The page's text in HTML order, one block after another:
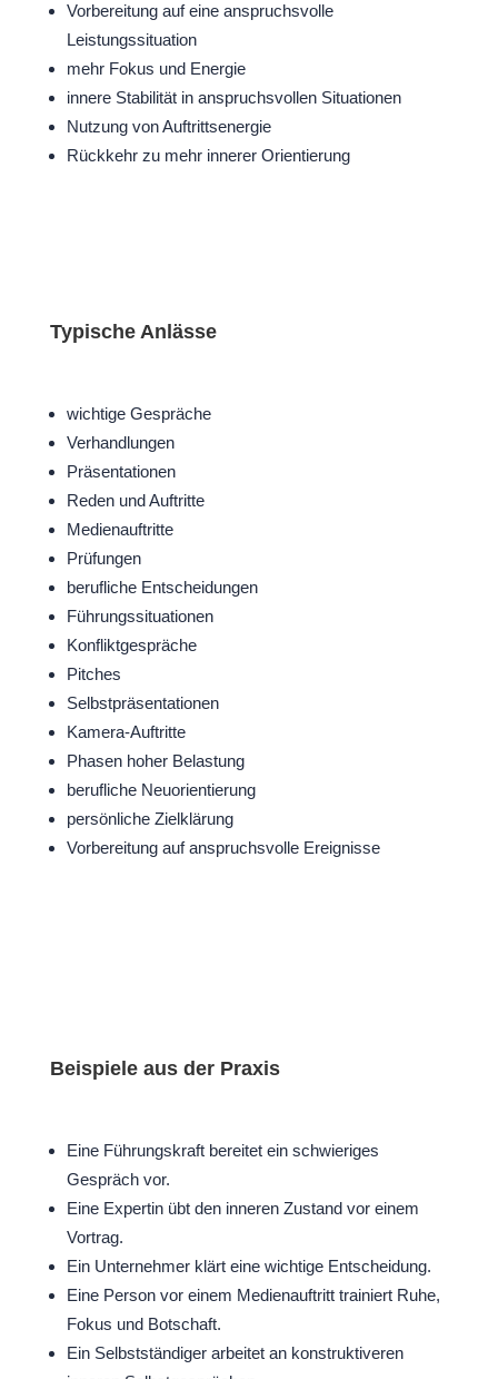
Vorbereitung auf eine anspruchsvolle
Leistungssituation
mehr Fokus und Energie
innere Stabilität in anspruchsvollen Situationen
Nutzung von Auftrittsenergie
Rückkehr zu mehr innerer Orientierung
Typische Anlässe
wichtige Gespräche
Verhandlungen
Präsentationen
Reden und Auftritte
Medienauftritte
Prüfungen
berufliche Entscheidungen
Führungssituationen
Konfliktgespräche
Pitches
Selbstpräsentationen
Kamera-Auftritte
Phasen hoher Belastung
berufliche Neuorientierung
persönliche Zielklärung
Vorbereitung auf anspruchsvolle Ereignisse
Beispiele aus der Praxis
Eine Führungskraft bereitet ein schwieriges
Gespräch vor.
Eine Expertin übt den inneren Zustand vor einem
Vortrag.
Ein Unternehmer klärt eine wichtige Entscheidung.
Eine Person vor einem Medienauftritt trainiert Ruhe,
Fokus und Botschaft.
Ein Selbstständiger arbeitet an konstruktiveren